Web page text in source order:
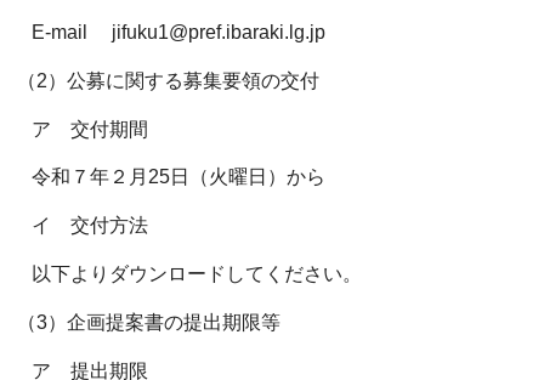
E-mail jifuku1@pref.ibaraki.lg.jp
（2）公募に関する募集要領の交付
ア 交付期間
令和７年２月25日（火曜日）から
イ 交付方法
以下よりダウンロードしてください。
（3）企画提案書の提出期限等
ア 提出期限